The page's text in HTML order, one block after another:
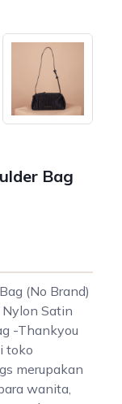
Bag
(No Brand)
Satin
-Thankyou
toko
merupakan
wanita,